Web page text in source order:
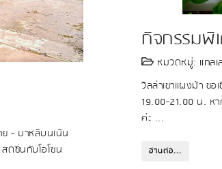
- บาหลีบนเนิน
ดชื่นกับโอโซน
กิจกรรมพิ
หมวดหมู่: แกล
วิลล่าเขาแผงม้า ข
19.00-21.00 น. ห
ค่ะ ...
อ่านต่อ...